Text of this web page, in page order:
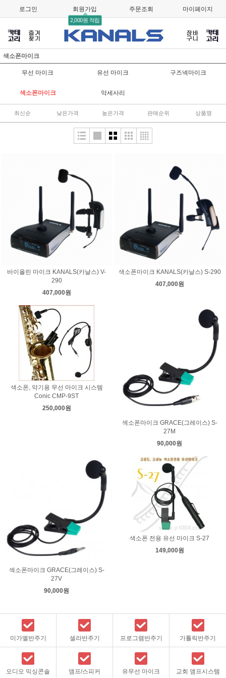
로그인 회원가입
2,000원 적립
주문조회 마이페이지
색소폰마이크
무선 마이크 유선 마이크 구즈넥마이크
색소폰마이크 악세사리
최신순 낮은가격 높은가격 판매순위 상품명
바이올린 마이크 KANALS(카날스) V-
290
407,000원
색소폰마이크 KANALS(카날스) S-290
407,000원
색소폰, 악기용 무선 마이크 시스템
Conic CMP-9ST
250,000원
섹소폰마이크 GRACE(그레이스) S-
27M
90,000원
섹소폰마이크 GRACE(그레이스) S-
27V
90,000원
색소폰 전용 유선 마이크 S-27
149,000원
미가엘반주기 셀라반주기 프로그램반주기 가톨릭반주기
오디오 믹싱콘솔 앰프/스피커 유무선 마이크 교회 앰프시스템